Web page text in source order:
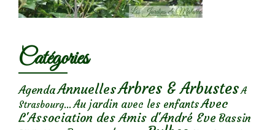
Catégories
AgendaAnnuellesArbres & Arbustes A
Strasbourg... Au jardin avec les enfantsAvec
L'Association des Amis d'André Eve Bassin